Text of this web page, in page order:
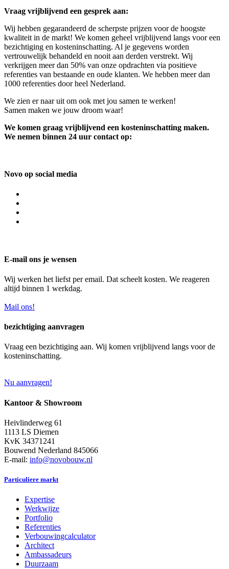
Vraag vrijblijvend een gesprek aan:
Wij hebben gegarandeerd de scherpste prijzen voor de hoogste
kwaliteit in de markt! We komen geheel vrijblijvend langs voor een
bezichtiging en kosteninschatting. Al je gegevens worden
vertrouwelijk behandeld en nooit aan derden verstrekt. Wij
verkrijgen meer dan 50% van onze opdrachten via positieve
referenties van bestaande en oude klanten. We hebben meer dan
1000 referenties door heel Nederland.
We zien er naar uit om ook met jou samen te werken!
Samen maken we jouw droom waar!
We komen graag vrijblijvend een kosteninschatting maken.
We nemen binnen 24 uur contact op:
Novo op social media
E-mail ons je wensen
Wij werken het liefst per email. Dat scheelt kosten. We reageren
altijd binnen 1 werkdag.
Mail ons!
bezichtiging aanvragen
Vraag een bezichtiging aan. Wij komen vrijblijvend langs voor de
kosteninschatting.
Nu aanvragen!
Kantoor & Showroom
Heivlinderweg 61
1113 LS Diemen
KvK 34371241
Bouwend Nederland 845066
E-mail: info@novobouw.nl
Particuliere markt
Expertise
Werkwijze
Portfolio
Referenties
Verbouwingcalculator
Architect
Ambassadeurs
Duurzaam